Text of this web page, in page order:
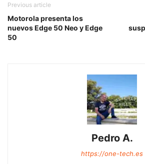
Previous article
Motorola presenta los
nuevos Edge 50 Neo y Edge
50
Pedro A.
https://one-tech.es